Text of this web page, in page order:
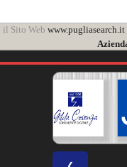
il Sito Web www.pugliasearch.it